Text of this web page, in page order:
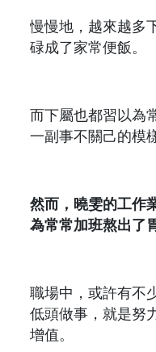
慢慢地，越來越多
碌成了家常便飯。
而下屬也都習以為
一副事不關己的模
然而，曉雯的工作
為常常加班熬出了
職場中，或許有不
低頭做事，就是努
增值。